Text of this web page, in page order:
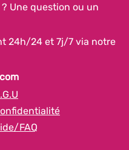
Une question ou un
24h/24 et 7j/7 via notre
FAQ